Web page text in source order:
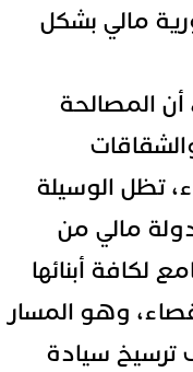
مالي بشكل
أن المصالحة
تظل الوسيلة
مالي من
أبنائها
وهو المسار
سيادة